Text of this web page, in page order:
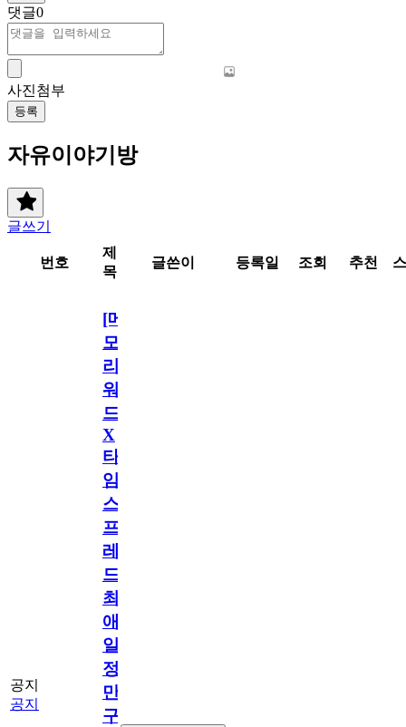
댓글0
사진첨부
등록
자유이야기방
글쓰기
번호
제
목
글쓴이 등록일 조회 추천
공지
공지
[메
모
리
워
드
X
타
임
스
프
레
드]
최
애
일
정
만
구